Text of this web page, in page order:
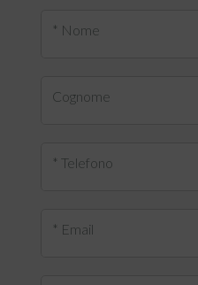
* Nome
Cognome
* Telefono
* Email